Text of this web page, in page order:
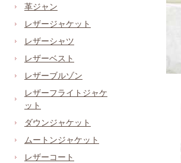
革ジャン
レザージャケット
レザーシャツ
レザーベスト
レザーブルゾン
レザーフライトジャケ
ット
ダウンジャケット
ムートンジャケット
レザーコート